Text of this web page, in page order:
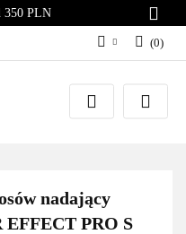
350 PLN
Zaloguj się
Załóż konto
(0)
nadający
PRO S